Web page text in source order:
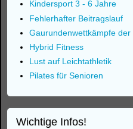
Kindersport 3 - 6 Jahre
Fehlerhafter Beitragslauf
Gaurundenwettkämpfe
Hybrid Fitness
Lust auf Leichtathletik
Pilates für Senioren
Wichtige Infos!